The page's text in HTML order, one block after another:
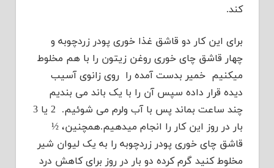
کند.
برای این کار دو قاشق غذا خوری پودر زردچوبه و
چهار قاشق چای خوری روغن زیتون را با هم مخلوط
میکنیم خمیر بدست آمده را روی زانوی آسیب
دیده قرار داده سپس آن را با یک باند می بندیم
چند ساعت بماند پس با آب ولرم می شوئیم. 2 یا 3
بار در روز این کار را انجام میدهیم.همچنین، ½
قاشق چای خوری پودر زردچوبه را به یک لیوان شیر
مخلوط کنید گرم کرده دو بار در روز برای کاهش درد